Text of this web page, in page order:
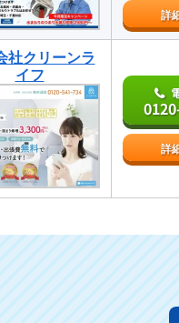
詳
社クリーンラ
イフ
詳